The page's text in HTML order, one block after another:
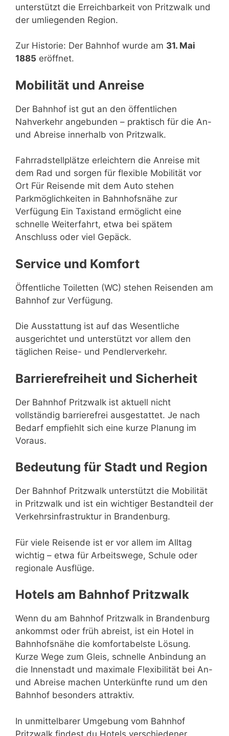
unterstützt die Erreichbarkeit von Pritzwalk und
der umliegenden Region.
Zur Historie: Der Bahnhof wurde am 31. Mai
1885 eröffnet.
Mobilität und Anreise
Der Bahnhof ist gut an den öffentlichen
Nahverkehr angebunden – praktisch für die An-
und Abreise innerhalb von Pritzwalk.
Fahrradstellplätze erleichtern die Anreise mit
dem Rad und sorgen für flexible Mobilität vor
Ort Für Reisende mit dem Auto stehen
Parkmöglichkeiten in Bahnhofsnähe zur
Verfügung Ein Taxistand ermöglicht eine
schnelle Weiterfahrt, etwa bei spätem
Anschluss oder viel Gepäck.
Service und Komfort
Öffentliche Toiletten (WC) stehen Reisenden am
Bahnhof zur Verfügung.
Die Ausstattung ist auf das Wesentliche
ausgerichtet und unterstützt vor allem den
täglichen Reise- und Pendlerverkehr.
Barrierefreiheit und Sicherheit
Der Bahnhof Pritzwalk ist aktuell nicht
vollständig barrierefrei ausgestattet. Je nach
Bedarf empfiehlt sich eine kurze Planung im
Voraus.
Bedeutung für Stadt und Region
Der Bahnhof Pritzwalk unterstützt die Mobilität
in Pritzwalk und ist ein wichtiger Bestandteil der
Verkehrsinfrastruktur in Brandenburg.
Für viele Reisende ist er vor allem im Alltag
wichtig – etwa für Arbeitswege, Schule oder
regionale Ausflüge.
Hotels am Bahnhof Pritzwalk
Wenn du am Bahnhof Pritzwalk in Brandenburg
ankommst oder früh abreist, ist ein Hotel in
Bahnhofsnähe die komfortabelste Lösung.
Kurze Wege zum Gleis, schnelle Anbindung an
die Innenstadt und maximale Flexibilität bei An-
und Abreise machen Unterkünfte rund um den
Bahnhof besonders attraktiv.
In unmittelbarer Umgebung vom Bahnhof
Pritzwalk findest du Hotels verschiedener